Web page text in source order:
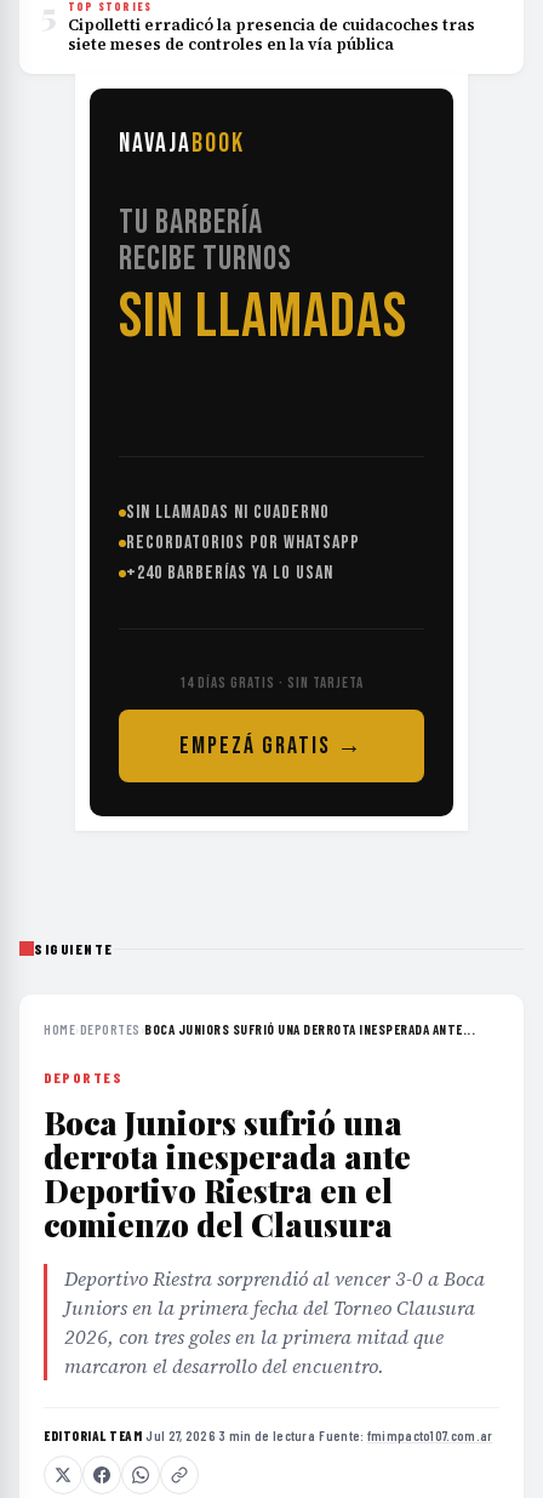
5 TOP STORIES
Cipolletti erradicó la presencia de cuidacoches tras
siete meses de controles en la vía pública
NAVAJABOOK
TU BARBERÍA
RECIBE TURNOS
SIN LLAMADAS
SIN LLAMADAS NI CUADERNO
RECORDATORIOS POR WHATSAPP
+240 BARBERÍAS YA LO USAN
14 DÍAS GRATIS · SIN TARJETA
EMPEZÁ GRATIS →
SIGUIENTE
HOME›DEPORTES ›BOCA JUNIORS SUFRIÓ UNA DERROTA INESPERADA ANTE...
DEPORTES
Boca Juniors sufrió una
derrota inesperada ante
Deportivo Riestra en el
comienzo del Clausura
Deportivo Riestra sorprendió al vencer 3-0 a Boca
Juniors en la primera fecha del Torneo Clausura
2026, con tres goles en la primera mitad que
marcaron el desarrollo del encuentro.
EDITORIAL TEAM·Jul 27, 2026·3 min de lectura·Fuente: fmimpacto107.com.ar